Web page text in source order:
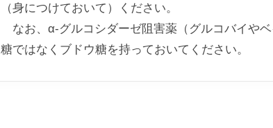
（身につけておいて）ください。
なお、α-グルコシダーゼ阻害薬（グルコバイや
糖ではなくブドウ糖を持っておいてください。